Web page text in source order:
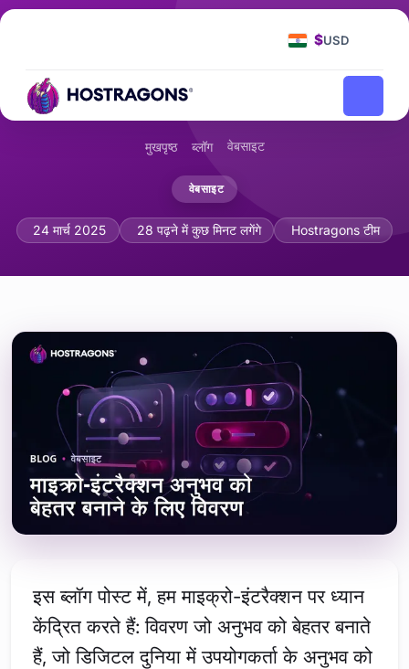
$USD
मुखपृष्ठ ब्लॉग वेबसाइट
वेबसाइट
माइक्रो-इंटरैक्शन अनुभव को बेहतर बनाने के लिए
24 मार्च 2025 28 पढ़ने में कुछ मिनट लगेंगे Hostragons टीम
इस ब्लॉग पोस्ट में, हम माइक्रो-इंटरैक्शन पर ध्यान
केंद्रित करते हैं: विवरण जो अनुभव को बेहतर बनाते
हैं, जो डिजिटल दुनिया में उपयोगकर्ता के अनुभव को